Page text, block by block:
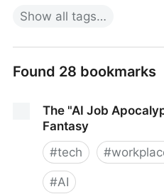
Show all tags…
Found 28 bookmarks
The "AI Job
Fantasy
#tech #
#AI